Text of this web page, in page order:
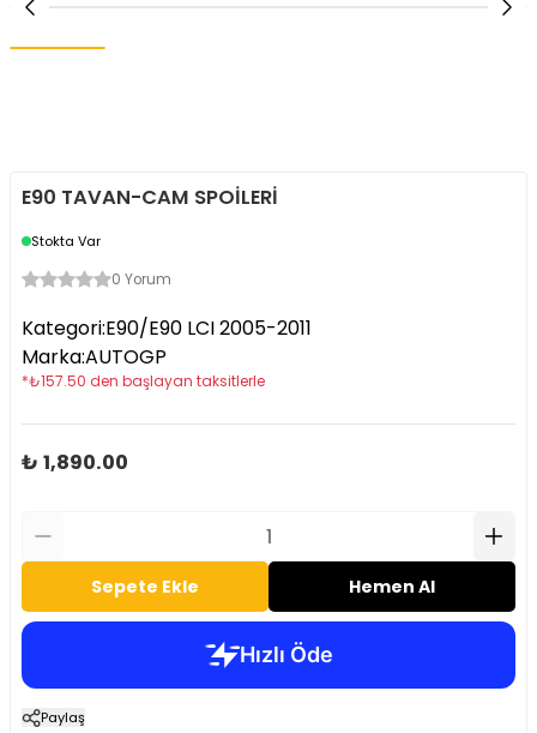
E90 TAVAN-CAM SPOİLERİ
Stokta Var
0 Yorum
Kategori:E90/E90 LCI 2005-2011
Marka:AUTOGP
*₺157.50 den başlayan taksitlerle
₺ 1,890.00
Sepete Ekle Hemen Al
Paylaş